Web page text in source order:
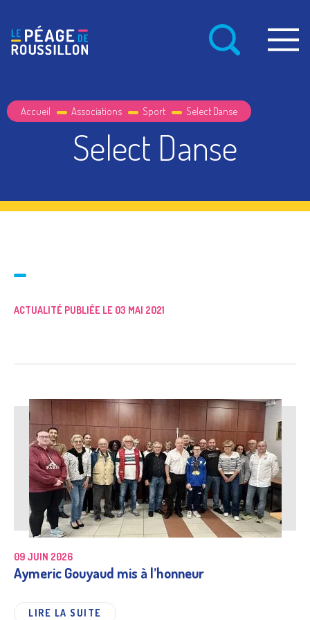
Accueil Associations Sport Select Danse
Select Danse
ACTUALITÉ PUBLIÉE LE 03 MAI 2021
09 JUIN 2026
Aymeric Gouyaud mis à l’honneur
LIRE LA SUITE